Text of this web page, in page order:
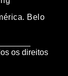
Belo
os direitos